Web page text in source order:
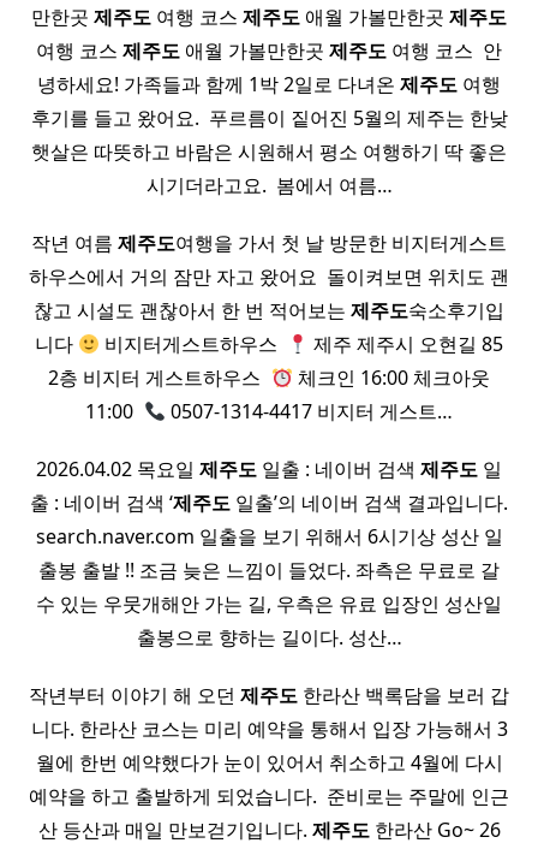
만한곳 제주도 여행 코스 제주도 애월 가볼만한곳 제주도
여행 코스 제주도 애월 가볼만한곳 제주도 여행 코스 ​ 안
녕하세요! 가족들과 함께 1박 2일로 다녀온 제주도 여행
후기를 들고 왔어요. ​ 푸르름이 짙어진 5월의 제주는 한낮
햇살은 따뜻하고 바람은 시원해서 평소 여행하기 딱 좋은
시기더라고요. ​ 봄에서 여름…
작년 여름 제주도여행을 가서 첫 날 방문한 비지터게스트
하우스에서 거의 잠만 자고 왔어요 ​ 돌이켜보면 위치도 괜
찮고 시설도 괜찮아서 한 번 적어보는 제주도숙소후기입
니다
비지터게스트하우스 ​
제주 제주시 오현길 85
2층 비지터 게스트하우스 ​
체크인 16:00 체크아웃
11:00 ​
0507-1314-4417 비지터 게스트…
2026.04.02 목요일 제주도 일출 : 네이버 검색 제주도 일
출 : 네이버 검색 ‘제주도 일출’의 네이버 검색 결과입니다.
search.naver.com 일출을 보기 위해서 6시기상 성산 일
출봉 출발 !! 조금 늦은 느낌이 들었다. 좌측은 무료로 갈
수 있는 우뭇개해안 가는 길, 우측은 유료 입장인 성산일
출봉으로 향하는 길이다. 성산…
작년부터 이야기 해 오던 제주도 한라산 백록담을 보러 갑
니다. 한라산 코스는 미리 예약을 통해서 입장 가능해서 3
월에 한번 예약했다가 눈이 있어서 취소하고 4월에 다시
예약을 하고 출발하게 되었습니다. ​ 준비로는 주말에 인근
산 등산과 매일 만보걷기입니다. 제주도한라산 Go~ 26